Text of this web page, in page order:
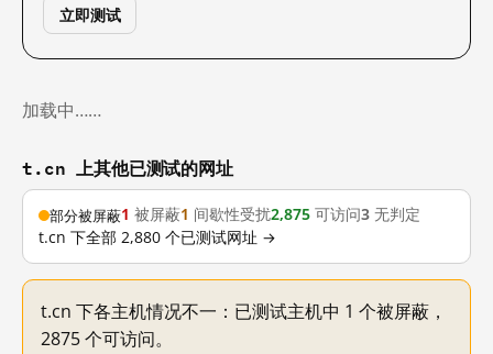
立即测试
加载中……
t.cn 上其他已测试的网址
部分被屏蔽1 被屏蔽1 间歇性受扰2,875 可访问3 无判定
t.cn 下全部 2,880 个已测试网址 →
t.cn 下各主机情况不一：已测试主机中 1 个被屏蔽，
2875 个可访问。